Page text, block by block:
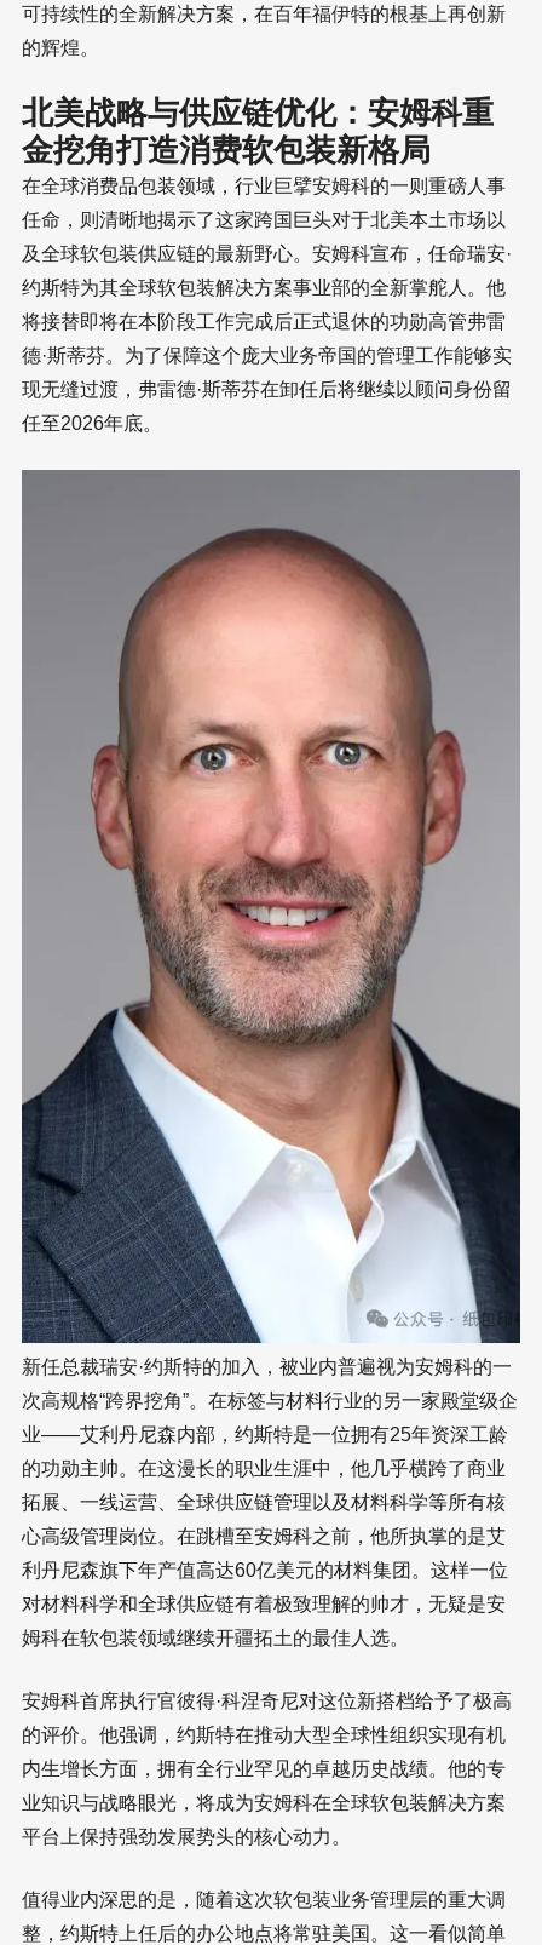
可持续性的全新解决方案，在百年福伊特的根基上再创新
的辉煌。
北美战略与供应链优化：安姆科重
金挖角打造消费软包装新格局
在全球消费品包装领域，行业巨擘安姆科的一则重磅人事
任命，则清晰地揭示了这家跨国巨头对于北美本土市场以
及全球软包装供应链的最新野心。安姆科宣布，任命瑞安·
约斯特为其全球软包装解决方案事业部的全新掌舵人。他
将接替即将在本阶段工作完成后正式退休的功勋高管弗雷
德·斯蒂芬。为了保障这个庞大业务帝国的管理工作能够实
现无缝过渡，弗雷德·斯蒂芬在卸任后将继续以顾问身份留
任至2026年底。
新任总裁瑞安·约斯特的加入，被业内普遍视为安姆科的一
次高规格“跨界挖角”。在标签与材料行业的另一家殿堂级企
业——艾利丹尼森内部，约斯特是一位拥有25年资深工龄
的功勋主帅。在这漫长的职业生涯中，他几乎横跨了商业
拓展、一线运营、全球供应链管理以及材料科学等所有核
心高级管理岗位。在跳槽至安姆科之前，他所执掌的是艾
利丹尼森旗下年产值高达60亿美元的材料集团。这样一位
对材料科学和全球供应链有着极致理解的帅才，无疑是安
姆科在软包装领域继续开疆拓土的最佳人选。
安姆科首席执行官彼得·科涅奇尼对这位新搭档给予了极高
的评价。他强调，约斯特在推动大型全球性组织实现有机
内生增长方面，拥有全行业罕见的卓越历史战绩。他的专
业知识与战略眼光，将成为安姆科在全球软包装解决方案
平台上保持强劲发展势头的核心动力。
值得业内深思的是，随着这次软包装业务管理层的重大调
整，约斯特上任后的办公地点将常驻美国。这一看似简单